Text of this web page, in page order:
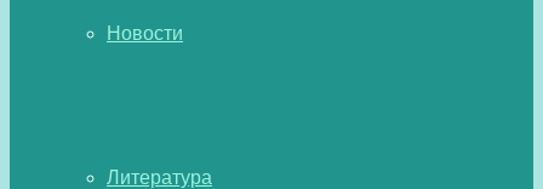
Новости
Литература